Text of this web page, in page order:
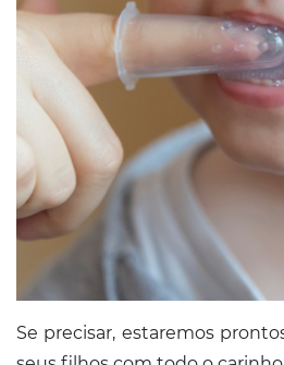
Se precisar, estaremos